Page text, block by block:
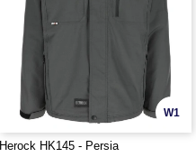
W1
Herock HK145 - Persia